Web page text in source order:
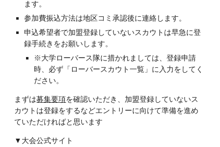
ます。
参加費振込方法は地区コミ承認後に連絡します。
申込希望者で加盟登録していないスカウトは早急に登
録手続きをお願いします。
※大学ローバース隊に措かれましては、登録申請
時、必ず「ローバースカウト一覧」に入力をしてく
ださい。
まずは募集要項を確認いただき、加盟登録していないス
カウトは登録をするなどエントリーに向けて準備を進め
ていただければと思います
▼大会公式サイト